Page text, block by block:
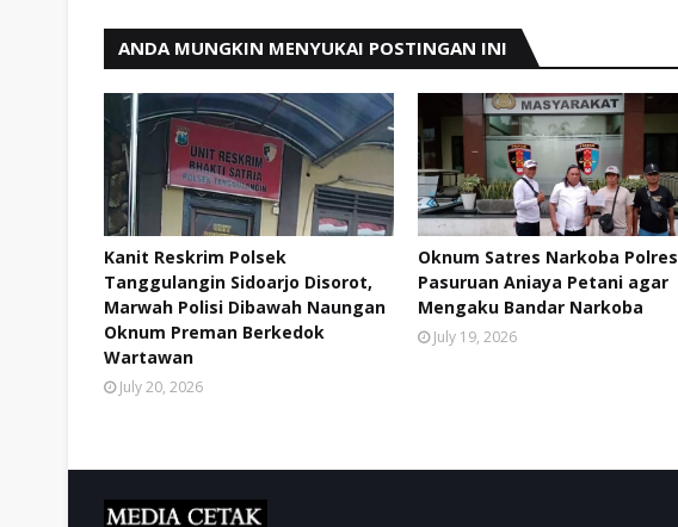
ANDA MUNGKIN MENYUKAI POSTINGAN INI
Kanit Reskrim Polsek
Tanggulangin Sidoarjo Disorot,
Marwah Polisi Dibawah Naungan
Oknum Preman Berkedok
Wartawan
July 20, 2026
Oknum Satres Narkoba Polres
Pasuruan Aniaya Petani agar
Mengaku Bandar Narkoba
July 19, 2026